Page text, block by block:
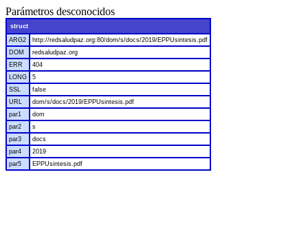
Parámetros desconocidos
struct
ARG2
http://redsaludpaz.org:80/dom/s/docs/2019/EPPUsintesis.pdf
DOM
redsaludpaz.org
ERR
404
LONG
5
SSL
false
URL
dom/s/docs/2019/EPPUsintesis.pdf
par1
dom
par2
s
par3
docs
par4
2019
par5
EPPUsintesis.pdf